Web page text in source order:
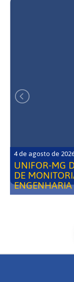
4 de agosto de
UNIFOR-MG
DE